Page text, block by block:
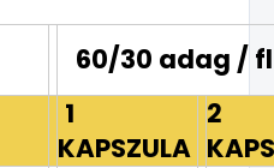
60/30 adag /
1
KAPSZULA
2